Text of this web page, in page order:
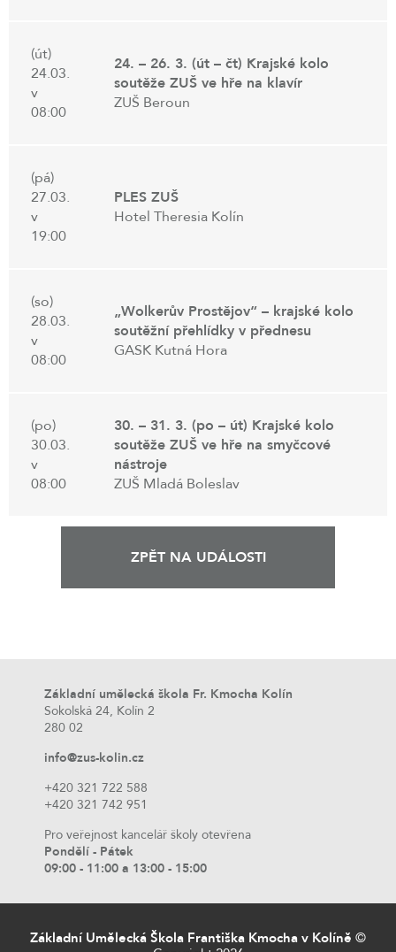
(út)
24.03.
v
08:00
24. – 26. 3. (út – čt) Krajské kolo
soutěže ZUŠ ve hře na klavír
ZUŠ Beroun
(pá)
27.03.
v
19:00
PLES ZUŠ
Hotel Theresia Kolín
(so)
28.03.
v
08:00
„Wolkerův Prostějov“ – krajské kolo
soutěžní přehlídky v přednesu
GASK Kutná Hora
(po)
30.03.
v
08:00
30. – 31. 3. (po – út) Krajské kolo
soutěže ZUŠ ve hře na smyčcové
nástroje
ZUŠ Mladá Boleslav
ZPĚT NA UDÁLOSTI
Základní umělecká škola Fr. Kmocha Kolín
Sokolská 24, Kolín 2
280 02
info@zus-kolin.cz
+420 321 722 588
+420 321 742 951
Pro veřejnost kancelář školy otevřena
Pondělí - Pátek
09:00 - 11:00 a 13:00 - 15:00
Základní Umělecká Škola Františka Kmocha v Kolíně ©